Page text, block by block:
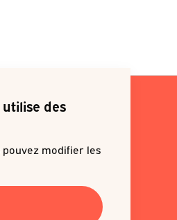
newsletter
des
pouvez modifier les